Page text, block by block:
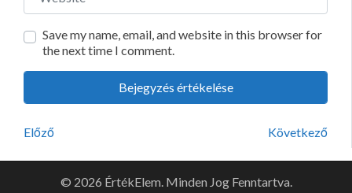
Save my name, email, and website in this browser for
the next time I comment.
Előző Következő
© 2026 ÉrtékElem. Minden Jog Fenntartva.